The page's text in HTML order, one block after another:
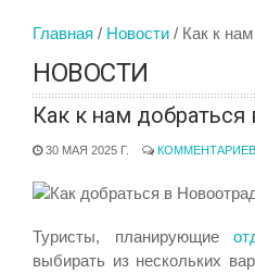
Главная Новости Как к
НОВОСТИ
Как к нам добраться
30 МАЯ 2025 Г. КОММЕНТАРИЕВ
Туристы, планирующие
выбирать из нескольких